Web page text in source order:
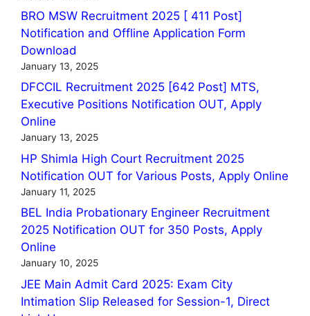
BRO MSW Recruitment 2025 [ 411 Post]
Notification and Offline Application Form
Download
January 13, 2025
DFCCIL Recruitment 2025 [642 Post] MTS,
Executive Positions Notification OUT, Apply
Online
January 13, 2025
HP Shimla High Court Recruitment 2025
Notification OUT for Various Posts, Apply Online
January 11, 2025
BEL India Probationary Engineer Recruitment
2025 Notification OUT for 350 Posts, Apply
Online
January 10, 2025
JEE Main Admit Card 2025: Exam City
Intimation Slip Released for Session-1, Direct